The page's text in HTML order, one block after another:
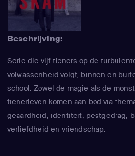
Beschrijving:
Serie die vijf tieners op de
volwassenheid volgt, binnen en
school. Zowel de magie als de
tienerleven komen aan bod via
geaardheid, identiteit, pestgedrag,
verliefdheid en vriendschap.